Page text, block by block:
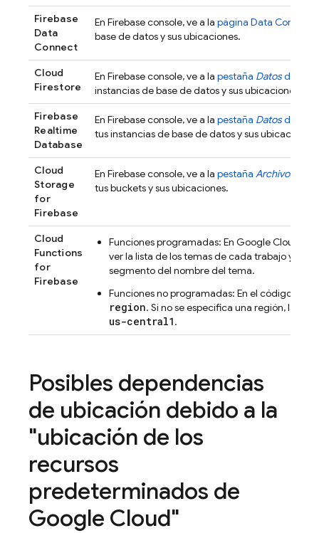
Firebase
Data
Connect
En Firebaseconsole, ve a la página Data Connect
base de datos y sus ubicaciones.
Cloud
Firestore
En Firebaseconsole, ve a la pestaña Datosde
instancias de base de datos y sus ubicaciones.
Firebase
Realtime
Database
En Firebaseconsole, ve a la pestaña Datosde
tus instancias de base de datos y sus ubicaciones.
Cloud
Storage
for
Firebase
En Firebaseconsole, ve a la pestaña Archivos
tus buckets y sus ubicaciones.
Cloud
Functions
for
Firebase
Funciones programadas: En Google Cloud
ver la lista de los temas de cada trabajo y
segmento del nombre del tema.
Funciones no programadas: En el código
region. Si no se especifica una región, la
us-central1.
Posibles dependencias
de ubicación debido a la
"ubicación de los
recursos
predeterminados de
Google Cloud"